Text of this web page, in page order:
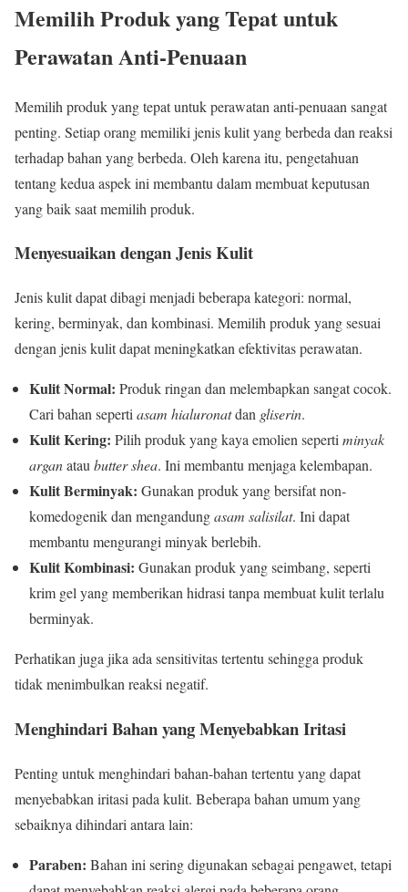
Memilih Produk yang Tepat untuk
Perawatan Anti-Penuaan
Memilih produk yang tepat untuk perawatan anti-penuaan sangat
penting. Setiap orang memiliki jenis kulit yang berbeda dan reaksi
terhadap bahan yang berbeda. Oleh karena itu, pengetahuan
tentang kedua aspek ini membantu dalam membuat keputusan
yang baik saat memilih produk.
Menyesuaikan dengan Jenis Kulit
Jenis kulit dapat dibagi menjadi beberapa kategori: normal,
kering, berminyak, dan kombinasi. Memilih produk yang sesuai
dengan jenis kulit dapat meningkatkan efektivitas perawatan.
Kulit Normal: Produk ringan dan melembapkan sangat cocok.
Cari bahan seperti asam hialuronatdan gliserin.
Kulit Kering: Pilih produk yang kaya emolien seperti minyak
arganatau butter shea. Ini membantu menjaga kelembapan.
Kulit Berminyak: Gunakan produk yang bersifat non-
komedogenik dan mengandungasam salisilat. Ini dapat
membantu mengurangi minyak berlebih.
Kulit Kombinasi: Gunakan produk yang seimbang, seperti
krim gel yang memberikan hidrasi tanpa membuat kulit terlalu
berminyak.
Perhatikan juga jika ada sensitivitas tertentu sehingga produk
tidak menimbulkan reaksi negatif.
Menghindari Bahan yang Menyebabkan Iritasi
Penting untuk menghindari bahan-bahan tertentu yang dapat
menyebabkan iritasi pada kulit. Beberapa bahan umum yang
sebaiknya dihindari antara lain:
Paraben: Bahan ini sering digunakan sebagai pengawet, tetapi